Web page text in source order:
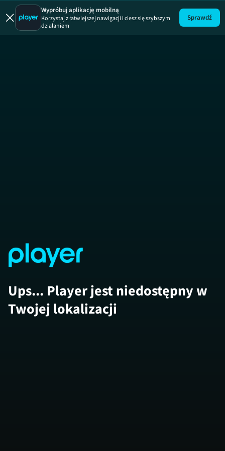
Wypróbuj aplikację mobilną
Korzystaj z łatwiejszej nawigacji i ciesz się szybszym
działaniem
Sprawdź
Ups... Player jest niedostępny w
Twojej lokalizacji